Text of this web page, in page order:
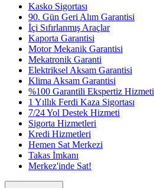
Kasko Sigortası
90. Gün Geri Alım Garantisi
İçi Sıfırlanmış Araçlar
Kaporta Garantisi
Motor Mekanik Garantisi
Mekatronik Garanti
Elektriksel Aksam Garantisi
Klima Aksam Garantisi
%100 Garantili Ekspertiz Hizmeti
1 Yıllık Ferdi Kaza Sigortası
7/24 Yol Destek Hizmeti
Sigorta Hizmetleri
Kredi Hizmetleri
Hemen Sat Merkezi
Takas İmkanı
Merkez'inde Sat!